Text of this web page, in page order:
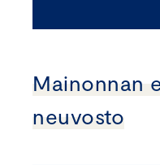
Mainonnan
neuvosto